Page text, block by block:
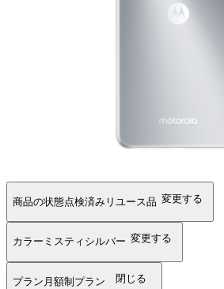
商品の状態点検済みリユース品 変更する
カラー ミスティシルバー 変更する
プラン 月額制プラン 閉じる